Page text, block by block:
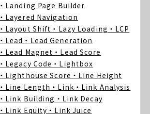
・Landing Page Builder
・Layered Navigation
・Layout Shift ・Lazy Loading ・LCP
・Lead ・Lead Generation
・Lead Magnet ・Lead Score
・Legacy Code ・Lightbox
・Lighthouse Score ・Line Height
・Line Length ・Link ・Link Analysis
・Link Building ・Link Decay
・Link Equity ・Link Juice